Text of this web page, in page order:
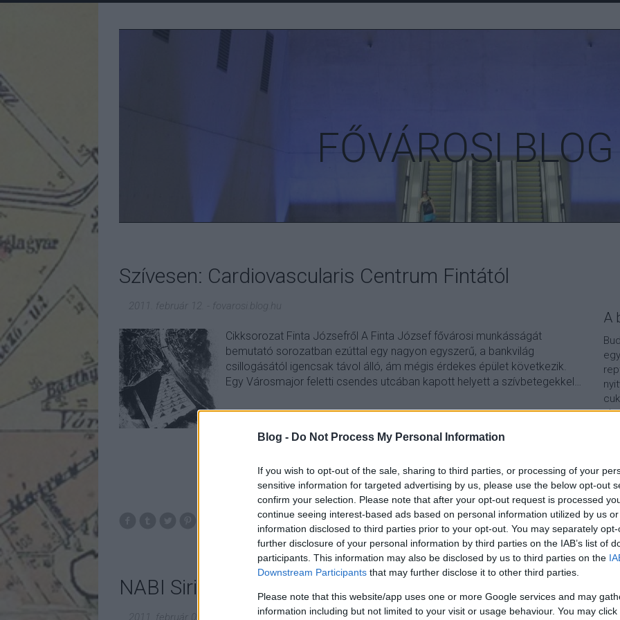
Blog - Do Not Process My Personal Information
If you wish to opt-out of the sale, sharing to third parties, or processing of your
sensitive information for targeted advertising by us, please use the below opt-out
confirm your selection. Please note that after your opt-out request is processed
continue seeing interest-based ads based on personal information utilized by us
information disclosed to third parties prior to your opt-out. You may separately
further disclosure of your personal information by third parties on the IAB’s list of
participants. This information may also be disclosed by us to third parties on the
Downstream Participants that may further disclose it to other third parties.
Please note that this website/app uses one or more Google services and may
information including but not limited to your visit or usage behaviour. You may
FŐVÁROSI BLOG
Szívesen: Cardiovascularis Centrum Fintától
2011. február 12. fovarosi.blog.hu
Cikksorozat Finta Józsefről A Finta József fővárosi munkásságát
bemutató sorozatban ezúttal egy nagyon egyszerű, a bankvilág
csillogásától igencsak távol álló, ám mégis érdekes épület következik.
Egy Városmajor feletti csendes utcában kapott helyett a szívbetegekkel…
TOVÁBB
1komment
finta fintasorozat cardiovasculariscentrum
NABI Sirius - kipróbáltuk az új buszt
2011. február 09. fovarosi.blog.hu
A
A